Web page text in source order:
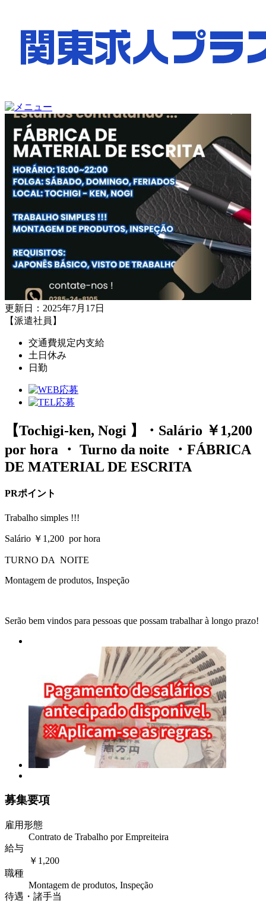
更新日：2025年7月17日
【派遣社員】
交通費規定内支給
土日休み
日勤
【Tochigi-ken, Nogi 】・Salário ￥1,200
por hora ・ Turno da noite ・FÁBRICA
DE MATERIAL DE ESCRITA
PRポイント
Trabalho simples !!!
Salário ￥1,200 por hora
TURNO DA NOITE
Montagem de produtos, Inspeção
Serão bem vindos para pessoas que possam trabalhar à longo prazo!
募集要項
雇用形態
Contrato de Trabalho por Empreiteira
給与
￥1,200
職種
Montagem de produtos, Inspeção
待遇・諸手当